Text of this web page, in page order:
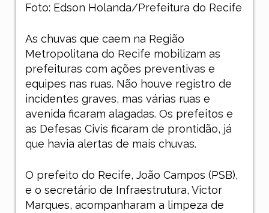
Foto: Edson Holanda/Prefeitura do Recife
As chuvas que caem na Região
Metropolitana do Recife mobilizam as
prefeituras com ações preventivas e
equipes nas ruas. Não houve registro de
incidentes graves, mas várias ruas e
avenida ficaram alagadas. Os prefeitos e
as Defesas Civis ficaram de prontidão, já
que havia alertas de mais chuvas.
O prefeito do Recife, João Campos (PSB),
e o secretário de Infraestrutura, Victor
Marques, acompanharam a limpeza de